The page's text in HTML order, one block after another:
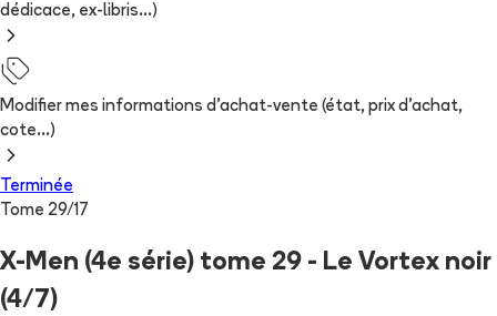
dédicace, ex-libris...)
Modifier mes informations d'achat-vente (état, prix d'achat,
cote...)
Terminée
Tome 29/17
X-Men (4e série) tome 29 - Le Vortex noir
(4/7)